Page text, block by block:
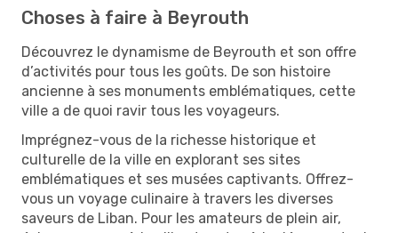
Choses à faire à Beyrouth
Découvrez le dynamisme de Beyrouth et son offre
d’activités pour tous les goûts. De son histoire
ancienne à ses monuments emblématiques, cette
ville a de quoi ravir tous les voyageurs.
Imprégnez-vous de la richesse historique et
culturelle de la ville en explorant ses sites
emblématiques et ses musées captivants. Offrez-
vous un voyage culinaire à travers les diverses
saveurs de Liban. Pour les amateurs de plein air,